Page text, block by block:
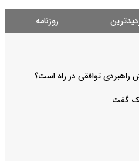
روزنامه
راهبردی توافقی در راه است؟
گفت